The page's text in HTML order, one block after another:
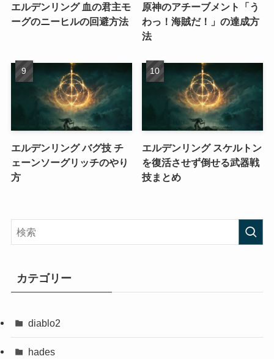
エルデンリング 血の君主モ
ーグのニーヒルの回避方法
原神のアチーブメント「う
わっ！海賊だ！」の達成方
法
エルデンリング バグ技 チ
ェーンソーグリッチのやり
方
エルデンリング スケルトン
を復活させず倒せる武器戦
技まとめ
カテゴリー
diablo2
hades